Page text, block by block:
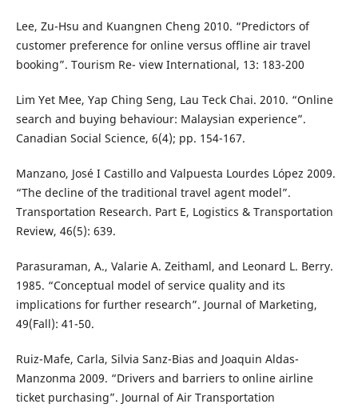
Lee, Zu-Hsu and Kuangnen Cheng 2010. “Predictors of
customer preference for online versus offline air travel
booking”. Tourism Re- view International, 13: 183-200
Lim Yet Mee, Yap Ching Seng, Lau Teck Chai. 2010. “Online
search and buying behaviour: Malaysian experience”.
Canadian Social Science, 6(4); pp. 154-167.
Manzano, José I Castillo and Valpuesta Lourdes López 2009.
“The decline of the traditional travel agent model”.
Transportation Research. Part E, Logistics & Transportation
Review, 46(5): 639.
Parasuraman, A., Valarie A. Zeithaml, and Leonard L. Berry.
1985. “Conceptual model of service quality and its
implications for further research”. Journal of Marketing,
49(Fall): 41-50.
Ruiz-Mafe, Carla, Silvia Sanz-Bias and Joaquin Aldas-
Manzonma 2009. “Drivers and barriers to online airline
ticket purchasing”. Journal of Air Transportation